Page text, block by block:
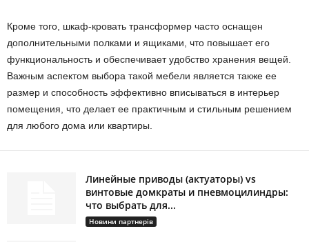
Кроме того, шкаф-кровать трансформер часто оснащен
дополнительными полками и ящиками, что повышает его
функциональность и обеспечивает удобство хранения вещей.
Важным аспектом выбора такой мебели является также ее
размер и способность эффективно вписываться в интерьер
помещения, что делает ее практичным и стильным решением
для любого дома или квартиры.
Линейные приводы (актуаторы) vs
винтовые домкраты и пневмоцилиндры:
что выбрать для...
Новини партнерів